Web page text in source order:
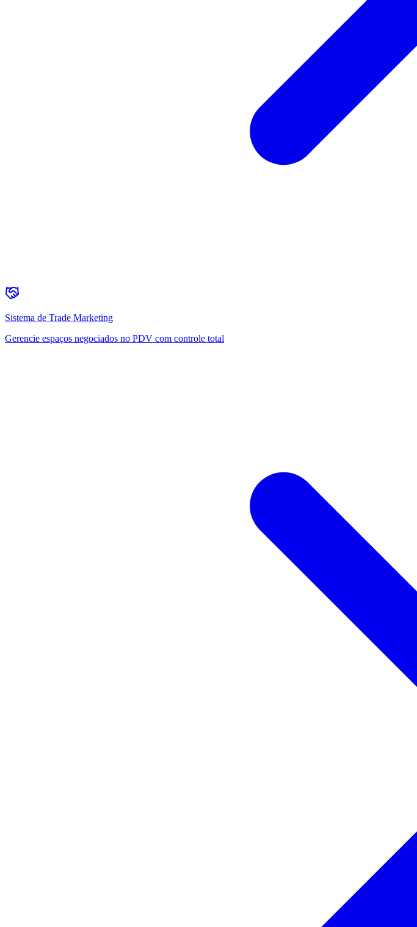
Sistema de Trade Marketing
Gerencie espaços negociados no PDV com controle total